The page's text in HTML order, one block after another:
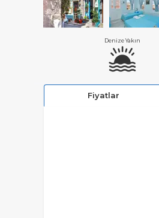
Denize Yakın
Fiyatlar